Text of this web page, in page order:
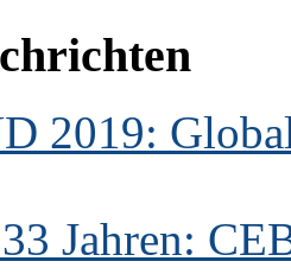
2019:
Jahren: